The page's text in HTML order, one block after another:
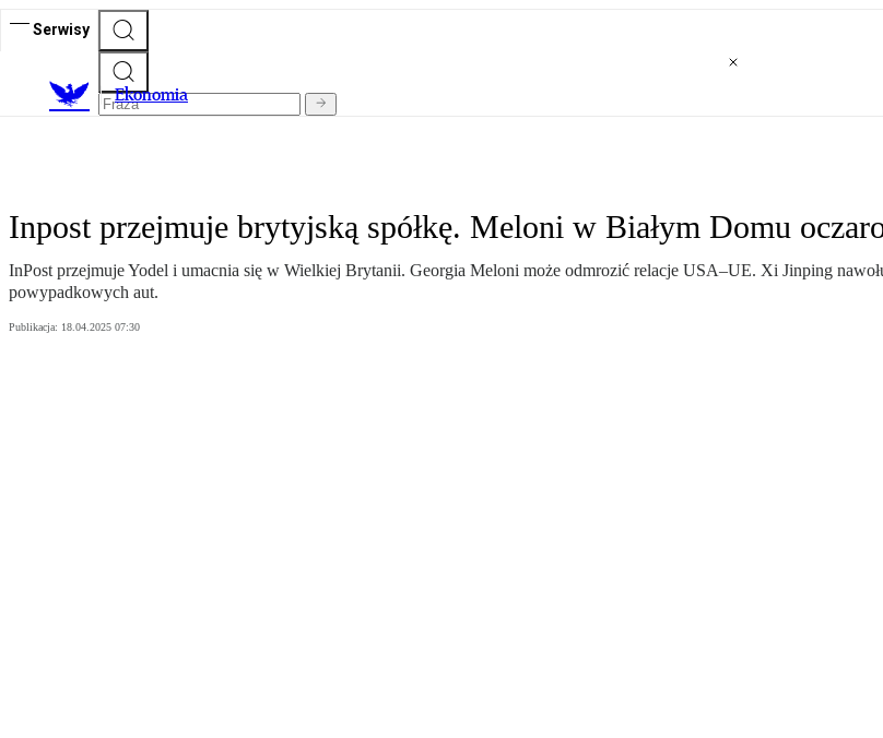
Serwisy
Ekonomia
Inpost przejmuje brytyjską spółkę. Meloni w Białym Domu
InPost przejmuje Yodel i umacnia się w Wielkiej Brytanii. Georgia Meloni może odmrozić relacje USA–UE. Xi Jinping
powypadkowych aut.
Publikacja: 18.04.2025 07:30